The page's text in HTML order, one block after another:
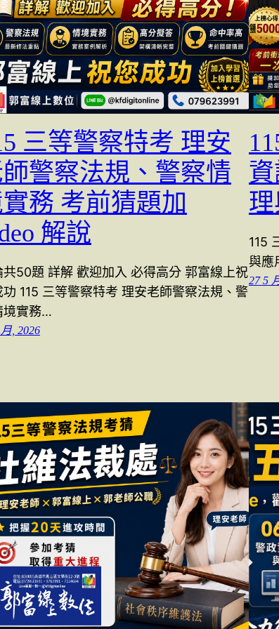
三等警察特考 理安
警察法規、警察情
務 考前猜題加
解說
共50題 詳解 歡迎加入 必得高分 郭富線上祝
功 115 三等警察特考 理安老師警察法規、警
境實務…
, 2026
115
與應
27 5